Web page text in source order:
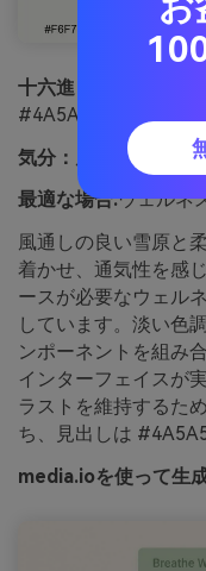
十六進：
#F6F7F3
#4A5A52
気分：
風通しがよく
最適な場合:ウェルネ
風通しの良い雪原と
着かせ、通気性を感
ースが必要なウェル
しています。淡い色
ンポーネントを組み
インターフェイスが
ラストを維持するた
ち、見出しは
media.ioを使って生